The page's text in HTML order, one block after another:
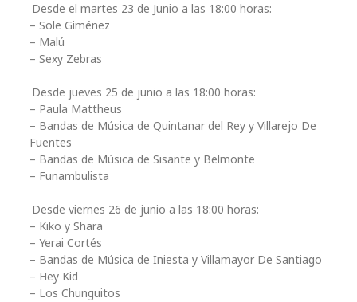
Desde el martes 23 de Junio a las 18:00 horas:
– Sole Giménez
– Malú
– Sexy Zebras
Desde jueves 25 de junio a las 18:00 horas:
– Paula Mattheus
– Bandas de Música de Quintanar del Rey y Villarejo De
Fuentes
– Bandas de Música de Sisante y Belmonte
– Funambulista
Desde viernes 26 de junio a las 18:00 horas:
– Kiko y Shara
– Yerai Cortés
– Bandas de Música de Iniesta y Villamayor De Santiago
– Hey Kid
– Los Chunguitos